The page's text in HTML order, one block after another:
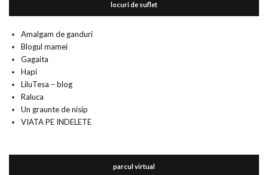
locuri de suflet
Amalgam de ganduri
Blogul mamei
Gagaita
Hapi
LiluTesa – blog
Raluca
Un graunte de nisip
VIATA PE INDELETE
parcul virtual